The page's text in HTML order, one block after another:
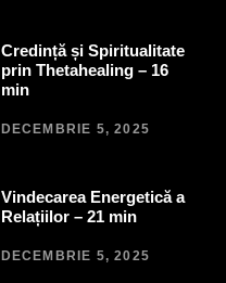
Credință și Spiritualitate
prin Thetahealing – 16
min
DECEMBRIE 5, 2025
Vindecarea Energetică a
Relațiilor – 21 min
DECEMBRIE 5, 2025